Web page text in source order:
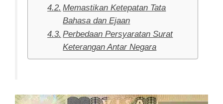
Memastikan Ketepatan Tata
Bahasa dan Ejaan
Perbedaan Persyaratan Surat
Keterangan Antar Negara